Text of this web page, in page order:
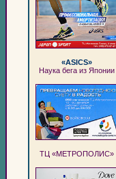
«ASICS»
Наука бега из Японии
ТЦ «МЕТРОПОЛИС»